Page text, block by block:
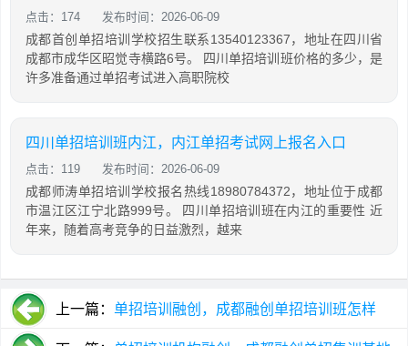
点击：174 发布时间：2026-06-09
成都首创单招培训学校招生联系13540123367，地址在四川省
成都市成华区昭觉寺横路6号。 四川单招培训班价格的多少，是
许多准备通过单招考试进入高职院校
四川单招培训班内江，内江单招考试网上报名入口
点击：119 发布时间：2026-06-09
成都师涛单招培训学校报名热线18980784372，地址位于成都
市温江区江宁北路999号。 四川单招培训班在内江的重要性 近
年来，随着高考竞争的日益激烈，越来
上一篇： 单招培训融创，成都融创单招培训班怎样